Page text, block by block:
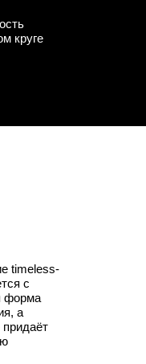
круге
timeless-
с
форма
а